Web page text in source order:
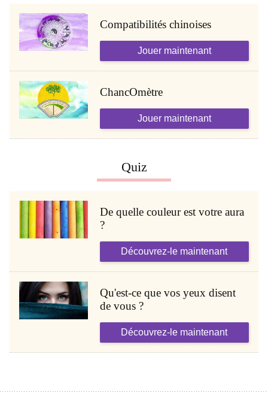
Compatibilités chinoises
Jouer maintenant
ChancOmètre
Jouer maintenant
Quiz
De quelle couleur est votre aura
?
Découvrez-le maintenant
Qu'est-ce que vos yeux disent
de vous ?
Découvrez-le maintenant